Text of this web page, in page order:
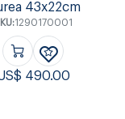
43x22cm
1290170001
490.00